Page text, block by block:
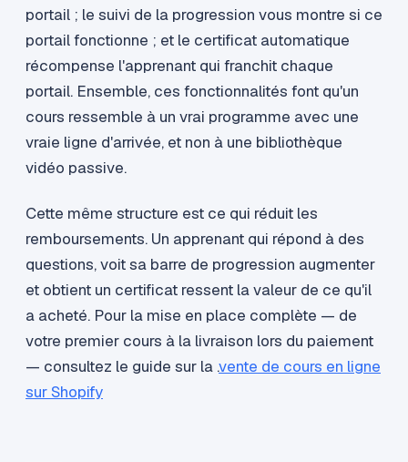
portail ; le suivi de la progression vous montre si ce
portail fonctionne ; et le certificat automatique
récompense l'apprenant qui franchit chaque
portail. Ensemble, ces fonctionnalités font qu'un
cours ressemble à un vrai programme avec une
vraie ligne d'arrivée, et non à une bibliothèque
vidéo passive.
Cette même structure est ce qui réduit les
remboursements. Un apprenant qui répond à des
questions, voit sa barre de progression augmenter
et obtient un certificat ressent la valeur de ce qu'il
a acheté. Pour la mise en place complète — de
votre premier cours à la livraison lors du paiement
— consultez le guide sur la .vente de cours en ligne
sur Shopify